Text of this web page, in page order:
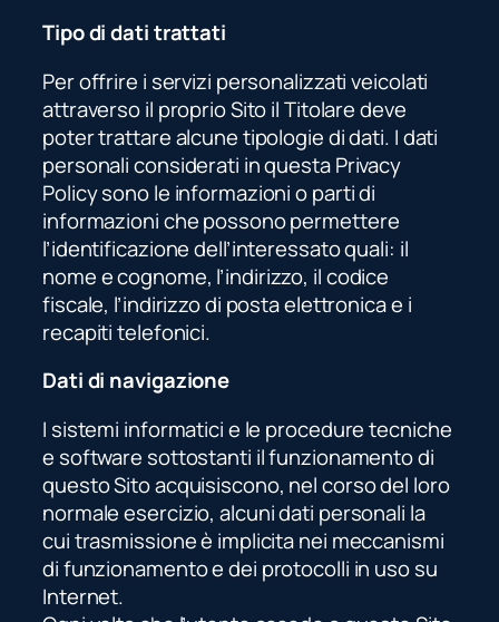
Tipo di dati trattati
Per offrire i servizi personalizzati veicolati
attraverso il proprio Sito il Titolare deve
poter trattare alcune tipologie di dati. I dati
personali considerati in questa Privacy
Policy sono le informazioni o parti di
informazioni che possono permettere
l’identificazione dell’interessato quali: il
nome e cognome, l’indirizzo, il codice
fiscale, l’indirizzo di posta elettronica e i
recapiti telefonici.
Dati di navigazione
I sistemi informatici e le procedure tecniche
e software sottostanti il funzionamento di
questo Sito acquisiscono, nel corso del loro
normale esercizio, alcuni dati personali la
cui trasmissione è implicita nei meccanismi
di funzionamento e dei protocolli in uso su
Internet.